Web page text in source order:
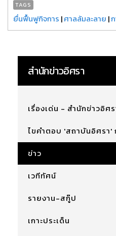
TAGS
ยื่นฟื้นฟูกิจการ |ศาลล้มละลาย |
สำนักข่าวอิศรา
เรื่องเด่น - สำนักข่าวอิศร
ไขคำตอบ 'สถาบันอิศรา
ข่าว
เวทีทัศน์
รายงาน-สกู๊ป
เกาะประเด็น